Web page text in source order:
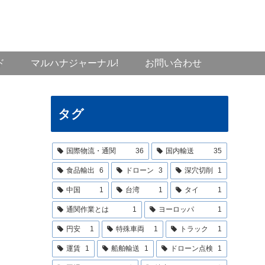
マルハナジャーナル! お問い合わせ
タグ
国際物流・通関 36 国内輸送 35
食品輸出 6 ドローン 3 深穴切削 1
中国 1 台湾 1 タイ 1
通関作業とは 1 ヨーロッパ 1
円安 1 特殊車両 1 トラック 1
運賃 1 船舶輸送 1 ドローン点検 1